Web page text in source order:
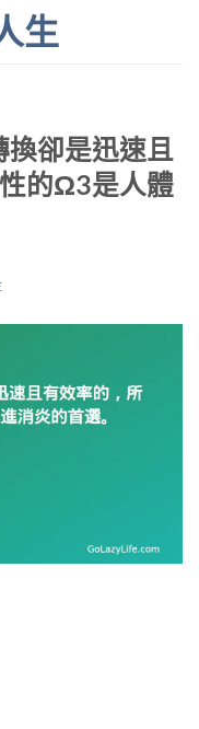
生
卻是迅速且
的Ω3是人體